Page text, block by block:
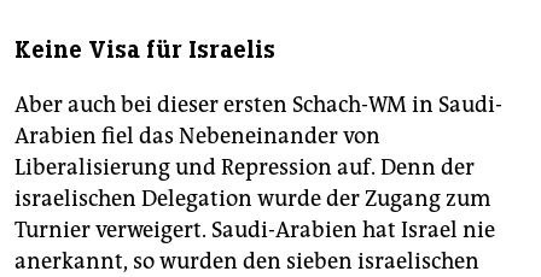
Keine Visa für Israelis
Aber auch bei dieser ersten Schach-WM in Saudi-
Arabien fiel das Nebeneinander von
Liberalisierung und Repression auf. Denn der
israelischen Delegation wurde der Zugang zum
Turnier verweigert. Saudi-Arabien hat Israel nie
anerkannt, so wurden den sieben israelischen